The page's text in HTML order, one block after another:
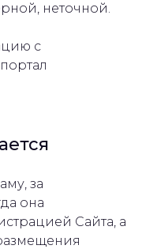
неточной.
с
за
она
Сайта, а